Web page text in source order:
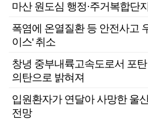
마산 원도심 행정·주거복합단
폭염에 온열질환 등 안전사고
이스' 취소
창녕 중부내륙고속도로서 포
의탄으로 밝혀져
입원환자가 연달아 사망한 울
전망